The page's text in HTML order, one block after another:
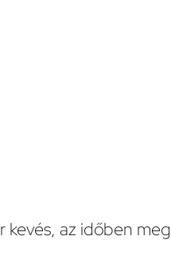
kevés, az időben